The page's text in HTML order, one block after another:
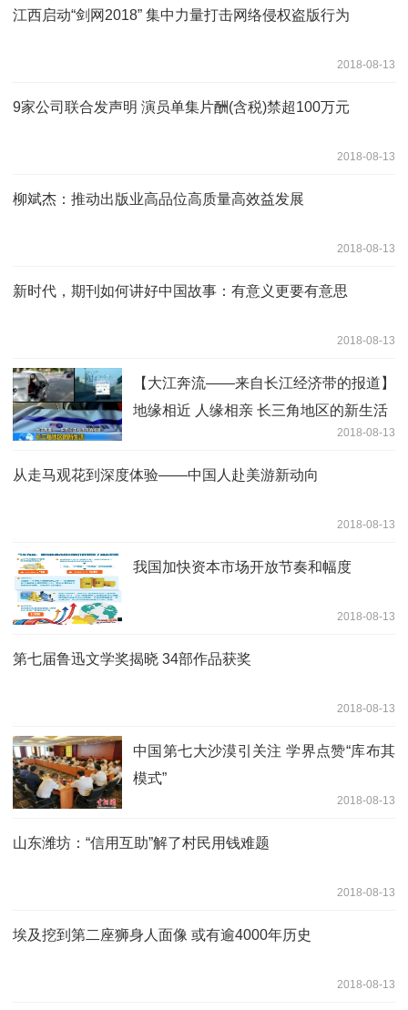
江西启动“剑网2018” 集中力量打击网络侵权盗版行为
2018-08-13
9家公司联合发声明 演员单集片酬(含税)禁超100万元
2018-08-13
柳斌杰：推动出版业高品位高质量高效益发展
2018-08-13
新时代，期刊如何讲好中国故事：有意义更要有意思
2018-08-13
【大江奔流——来自长江经济带的报道】
地缘相近 人缘相亲 长三角地区的新生活
2018-08-13
从走马观花到深度体验——中国人赴美游新动向
2018-08-13
我国加快资本市场开放节奏和幅度
2018-08-13
第七届鲁迅文学奖揭晓 34部作品获奖
2018-08-13
中国第七大沙漠引关注 学界点赞“库布其
模式”
2018-08-13
山东潍坊：“信用互助”解了村民用钱难题
2018-08-13
埃及挖到第二座狮身人面像 或有逾4000年历史
2018-08-13